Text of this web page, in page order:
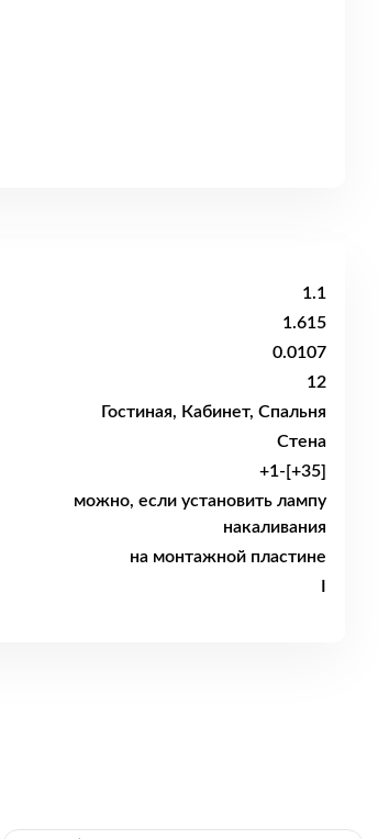
1.1
1.615
0.0107
12
Гостиная, Кабинет, Спальня
Стена
+1-[+35]
можно, если установить лампу
накаливания
на монтажной пластине
I